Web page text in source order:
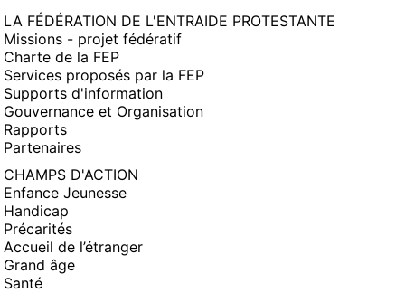
LA FÉDÉRATION DE L'ENTRAIDE PROTESTANTE
Missions - projet fédératif
Charte de la FEP
Services proposés par la FEP
Supports d'information
Gouvernance et Organisation
Rapports
Partenaires
CHAMPS D'ACTION
Enfance Jeunesse
Handicap
Précarités
Accueil de l’étranger
Grand âge
Santé